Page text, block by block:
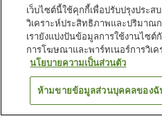
ที่จอดรถ
หน้าแรก ญี่ปุ่น คุมาโมโตะ ห
ค้นหาห้
เว็บไซต์นี้ใช้คุกกี้เพื่อปรับปรุงประ
วิเคราะห์ประสิทธิภาพและปริมาณก
เรายังแบ่งปันข้อมูลการใช้งานไซต์
การโฆษณาและพาร์ทเนอร์การวิเค
นโยบายความเป็นส่วนตัว
ห้ามขายข้อมูลส่วนบุคคลของฉั